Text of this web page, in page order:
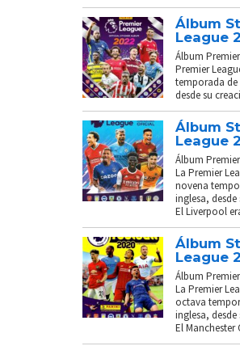
Álbum
League
Álbum
Premier
temporada
desde su
Álbum
League
Álbum
La Premier
novena
inglesa, desde
El Liverpool
Álbum
League
Álbum
La Premier
octava
inglesa, desde
El Manchester